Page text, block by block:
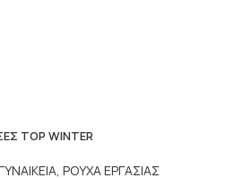
TOP WINTER
, ΡΟΥΧΑ ΕΡΓΑΣΙΑΣ